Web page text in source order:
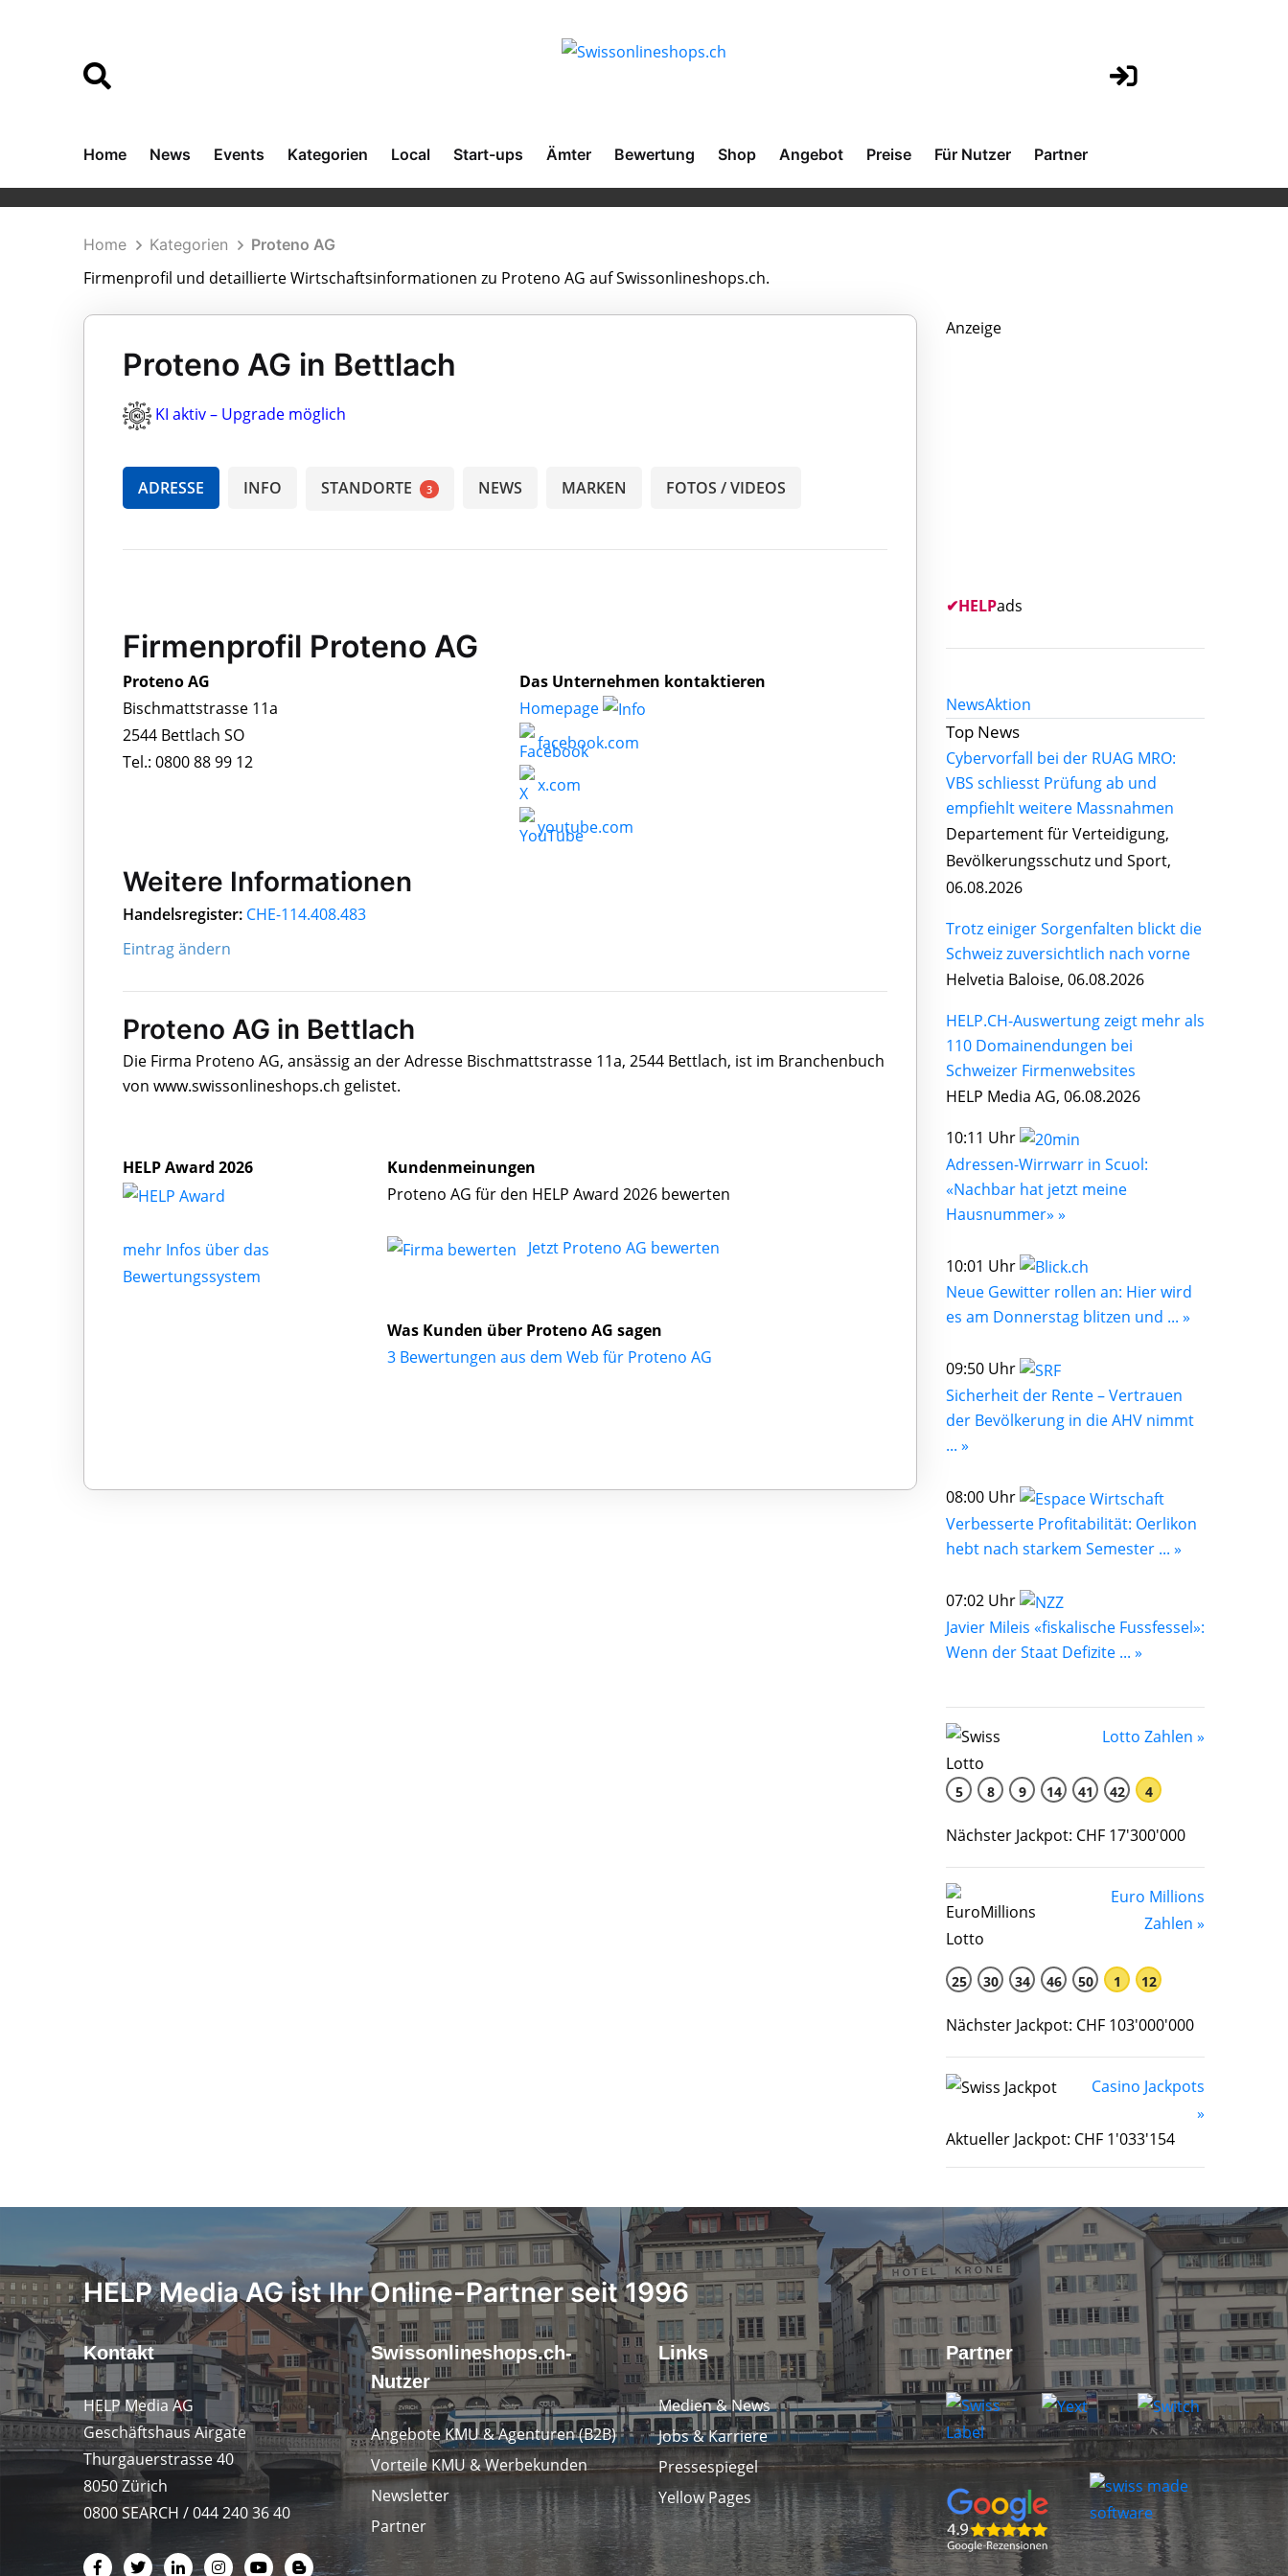
Home News Events Kategorien Local Start-ups Ämter Bewertung Shop Angebot Preise Für Nutzer Partner
Home Kategorien Proteno AG
Firmenprofil und detaillierte Wirtschaftsinformationen zu Proteno AG auf Swissonlineshops.ch.
Proteno AG in Bettlach
KI aktiv – Upgrade möglich
ADRESSE INFO STANDORTE 3 NEWS MARKEN FOTOS / VIDEOS
Firmenprofil Proteno AG
Proteno AG
Bischmattstrasse 11a
2544 Bettlach SO
Tel.: 0800 88 99 12
Das Unternehmen kontaktieren
Homepage
facebook.com
x.com
youtube.com
Weitere Informationen
Handelsregister: CHE-114.408.483
Eintrag ändern
Proteno AG in Bettlach
Die Firma Proteno AG, ansässig an der Adresse Bischmattstrasse 11a, 2544 Bettlach, ist im Branchenbuch
von www.swissonlineshops.ch gelistet.
HELP Award 2026
mehr Infos über das
Bewertungssystem
Kundenmeinungen
Proteno AG für den HELP Award 2026 bewerten
Jetzt Proteno AG bewerten
Was Kunden über Proteno AG sagen
3 Bewertungen aus dem Web für Proteno AG
Anzeige
✔HELPads
NewsAktion
Top News
Cybervorfall bei der RUAG MRO:
VBS schliesst Prüfung ab und
empfiehlt weitere Massnahmen
Departement für Verteidigung,
Bevölkerungsschutz und Sport,
06.08.2026
Trotz einiger Sorgenfalten blickt die
Schweiz zuversichtlich nach vorne
Helvetia Baloise, 06.08.2026
HELP.CH-Auswertung zeigt mehr als
110 Domainendungen bei
Schweizer Firmenwebsites
HELP Media AG, 06.08.2026
10:11 Uhr
Adressen-Wirrwarr in Scuol:
«Nachbar hat jetzt meine
Hausnummer» »
10:01 Uhr
Neue Gewitter rollen an: Hier wird
es am Donnerstag blitzen und ... »
09:50 Uhr
Sicherheit der Rente – Vertrauen
der Bevölkerung in die AHV nimmt
... »
08:00 Uhr
Verbesserte Profitabilität: Oerlikon
hebt nach starkem Semester ... »
07:02 Uhr
Javier Mileis «fiskalische Fussfessel»:
Wenn der Staat Defizite ... »
Lotto Zahlen »
5 8 9 14 41 42 4
Nächster Jackpot: CHF 17'300'000
Euro Millions
Zahlen »
25 30 34 46 50 1 12
Nächster Jackpot: CHF 103'000'000
Casino Jackpots
»
Aktueller Jackpot: CHF 1'033'154
HELP Media AG ist Ihr Online-Partner seit 1996
Kontakt
HELP Media AG
Geschäftshaus Airgate
Thurgauerstrasse 40
8050 Zürich
0800 SEARCH / 044 240 36 40
Swissonlineshops.ch-
Nutzer
Angebote KMU & Agenturen (B2B)
Vorteile KMU & Werbekunden
Newsletter
Partner
Links
Medien & News
Jobs & Karriere
Pressespiegel
Yellow Pages
Partner